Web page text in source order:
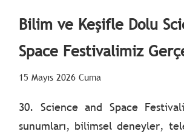
Bilim ve Keşifle Dolu
Space Festivalimiz
15 Mayıs 2026 Cuma
30. Science and Space
sunumları, bilimsel deneyler,